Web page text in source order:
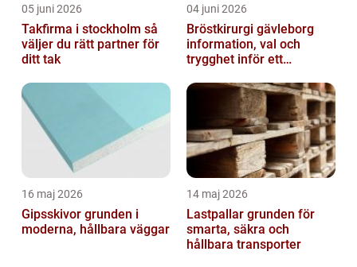
05 juni 2026
Takfirma i stockholm så
väljer du rätt partner för
ditt tak
04 juni 2026
Bröstkirurgi gävleborg
information, val och
trygghet inför ett
16 maj 2026
Gipsskivor grunden i
moderna, hållbara väggar
14 maj 2026
Lastpallar grunden för
smarta, säkra och
hållbara transporter